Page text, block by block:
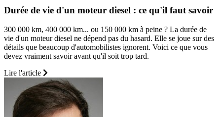
Durée de vie d'un moteur diesel : ce qu'il faut savoir
300 000 km, 400 000 km... ou 150 000 km à peine ? La durée de
vie d'un moteur diesel ne dépend pas du hasard. Elle se joue sur des
détails que beaucoup d'automobilistes ignorent. Voici ce que vous
devez vraiment savoir avant qu'il soit trop tard.
Lire l'article